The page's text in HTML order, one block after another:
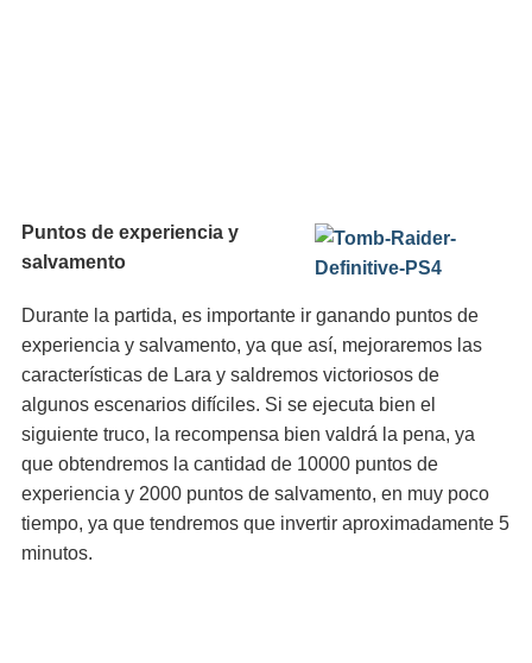
Puntos de experiencia y
salvamento
Durante la partida, es importante ir ganando puntos de
experiencia y salvamento, ya que así, mejoraremos las
características de Lara y saldremos victoriosos de
algunos escenarios difíciles. Si se ejecuta bien el
siguiente truco, la recompensa bien valdrá la pena, ya
que obtendremos la cantidad de 10000 puntos de
experiencia y 2000 puntos de salvamento, en muy poco
tiempo, ya que tendremos que invertir aproximadamente 5
minutos.